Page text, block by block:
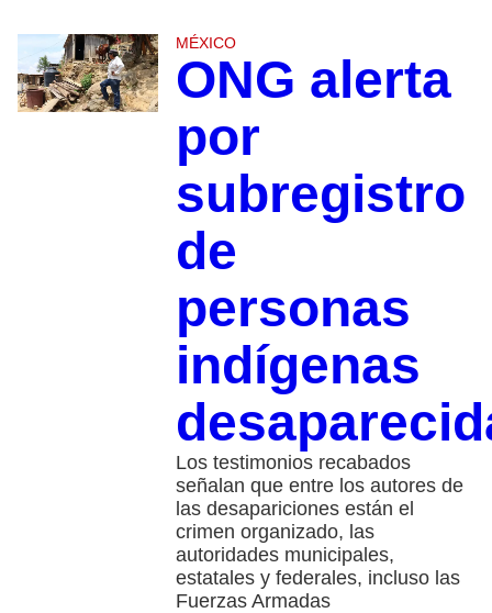
MÉXICO
ONG alerta
por
subregistro
de
personas
indígenas
Los testimonios recabados
señalan que entre los autores de
las desapariciones están el
crimen organizado, las
autoridades municipales,
estatales y federales, incluso las
Fuerzas Armadas